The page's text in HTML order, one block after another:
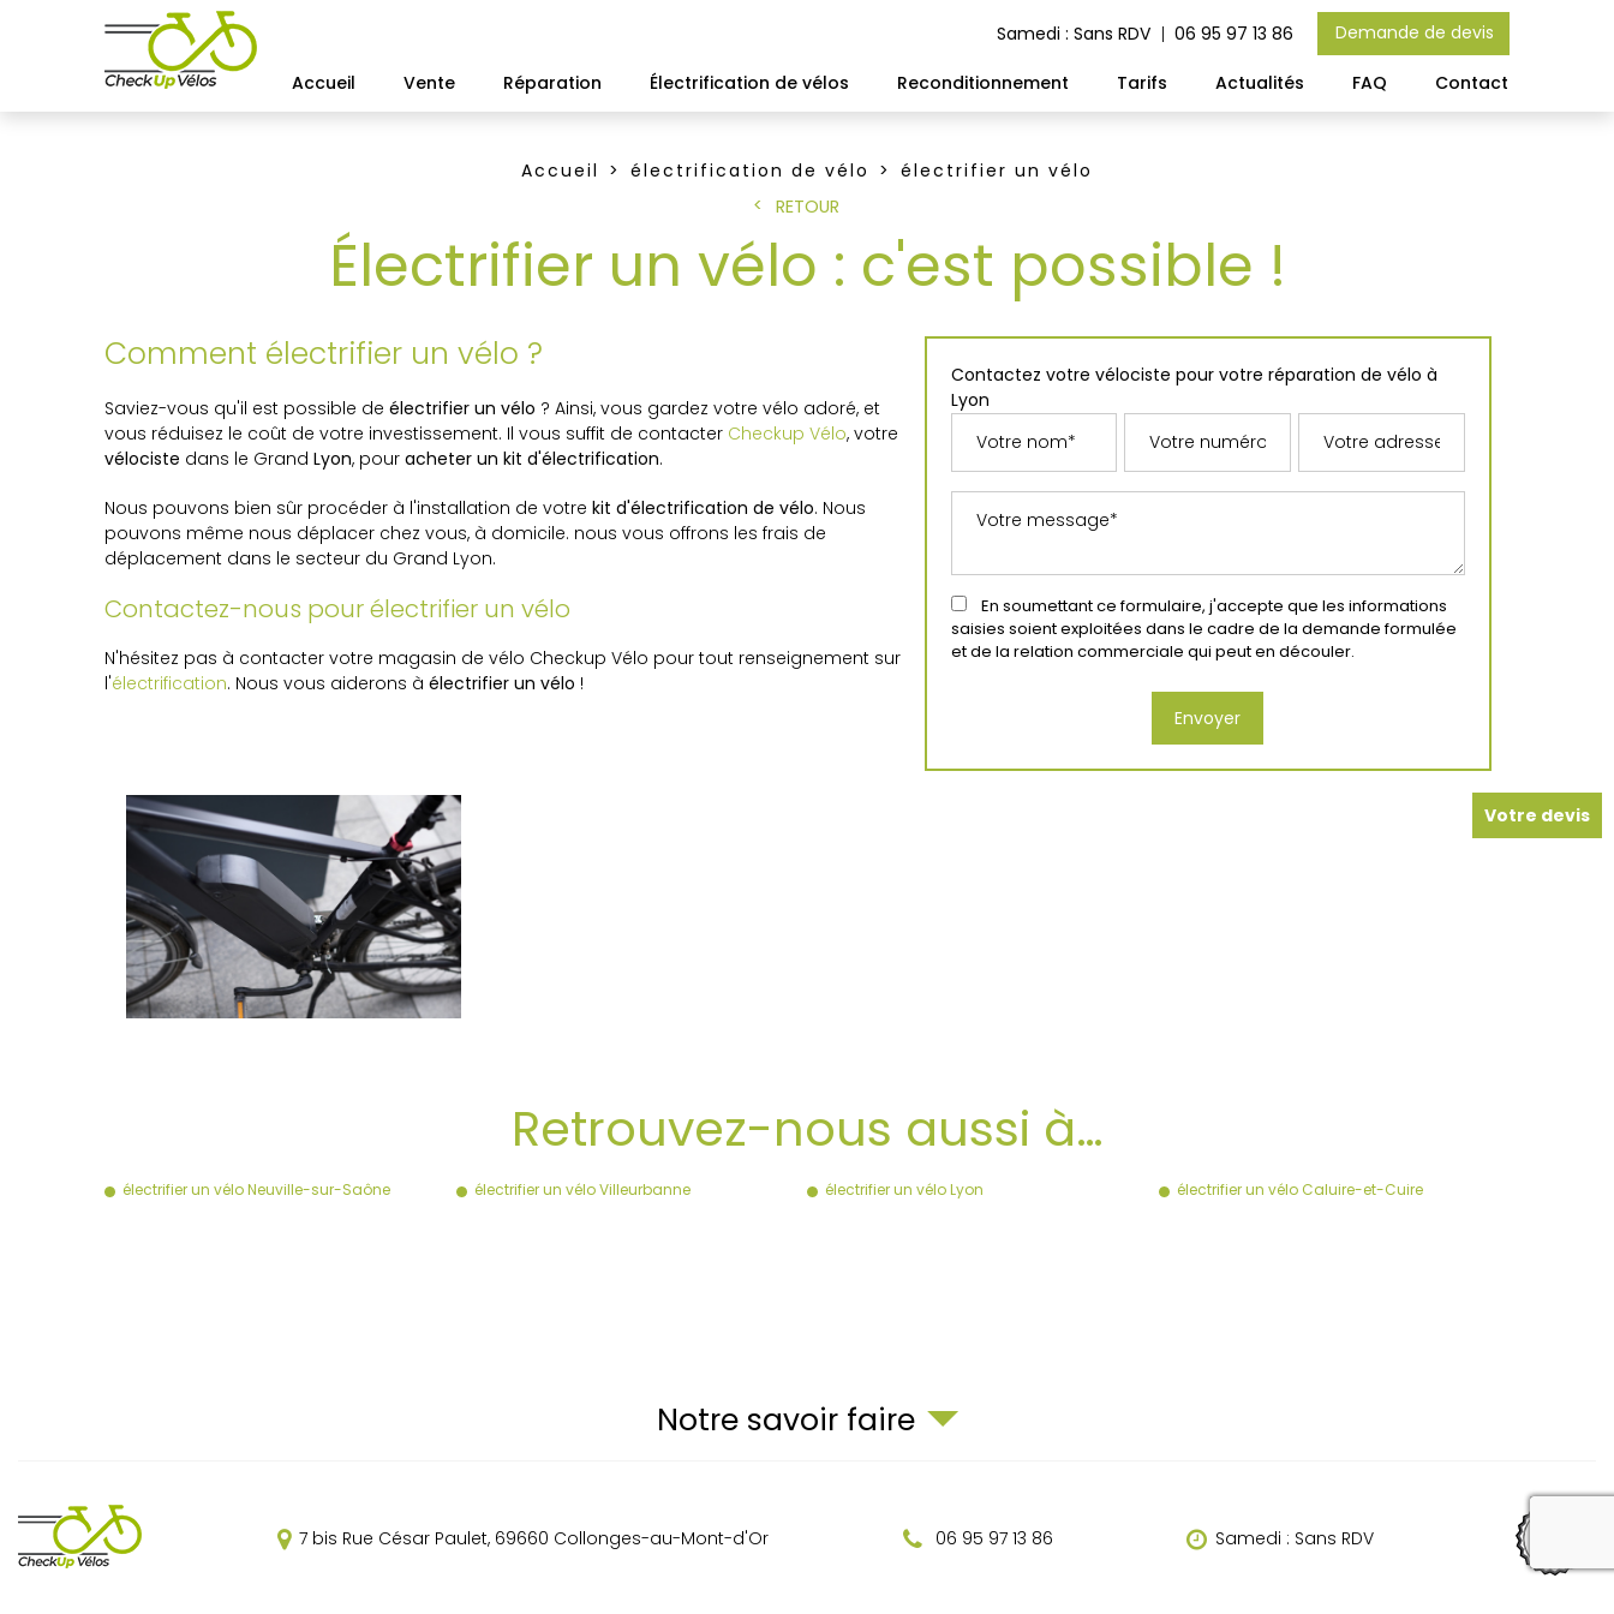
Samedi : Sans RDV 06 95 97 13 86 Demande de devis
Accueil Vente Réparation Électrification de vélos Reconditionnement Tarifs Actualités FAQ Contact
Accueil électrification de vélo
électrifier un vélo
RETOUR
Électrifier un vélo : c'est possible !
Comment électrifier un vélo ?
Saviez-vous qu'il est possible de électrifier un vélo ? Ainsi, vous gardez votre vélo adoré, et
vous réduisez le coût de votre investissement. Il vous suffit de contacter Checkup Vélo, votre
vélociste dans le Grand Lyon, pour acheter un kit d'électrification.
Nous pouvons bien sûr procéder à l'installation de votre kit d'électrification de vélo. Nous
pouvons même nous déplacer chez vous, à domicile. nous vous offrons les frais de
déplacement dans le secteur du Grand Lyon.
Contactez-nous pour électrifier un vélo
N'hésitez pas à contacter votre magasin de vélo Checkup Vélo pour tout renseignement sur
l'électrification. Nous vous aiderons à électrifier un vélo !
Contactez votre vélociste pour votre réparation de vélo à
Lyon
En soumettant ce formulaire, j'accepte que les informations
saisies soient exploitées dans le cadre de la demande formulée
et de la relation commerciale qui peut en découler.
Retrouvez-nous aussi à…
électrifier un vélo Neuville-sur-Saône électrifier un vélo Villeurbanne électrifier un vélo Lyon électrifier un vélo Caluire-et-Cuire
Votre devis
Notre savoir faire
7 bis Rue César Paulet, 69660 Collonges-au-Mont-d'Or 06 95 97 13 86 Samedi : Sans RDV